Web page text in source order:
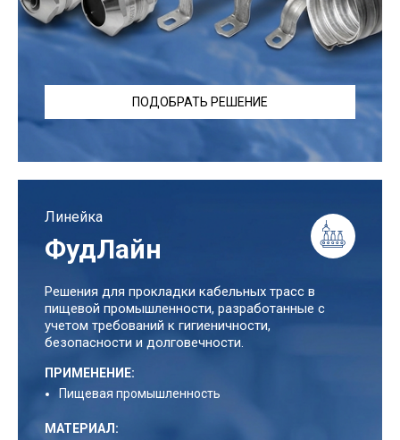
ПОДОБРАТЬ РЕШЕНИЕ
Линейка
ФудЛайн
Решения для прокладки кабельных трасс в
пищевой промышленности, разработанные с
учетом требований к гигиеничности,
безопасности и долговечности.
ПРИМЕНЕНИЕ:
Пищевая промышленность
МАТЕРИАЛ: